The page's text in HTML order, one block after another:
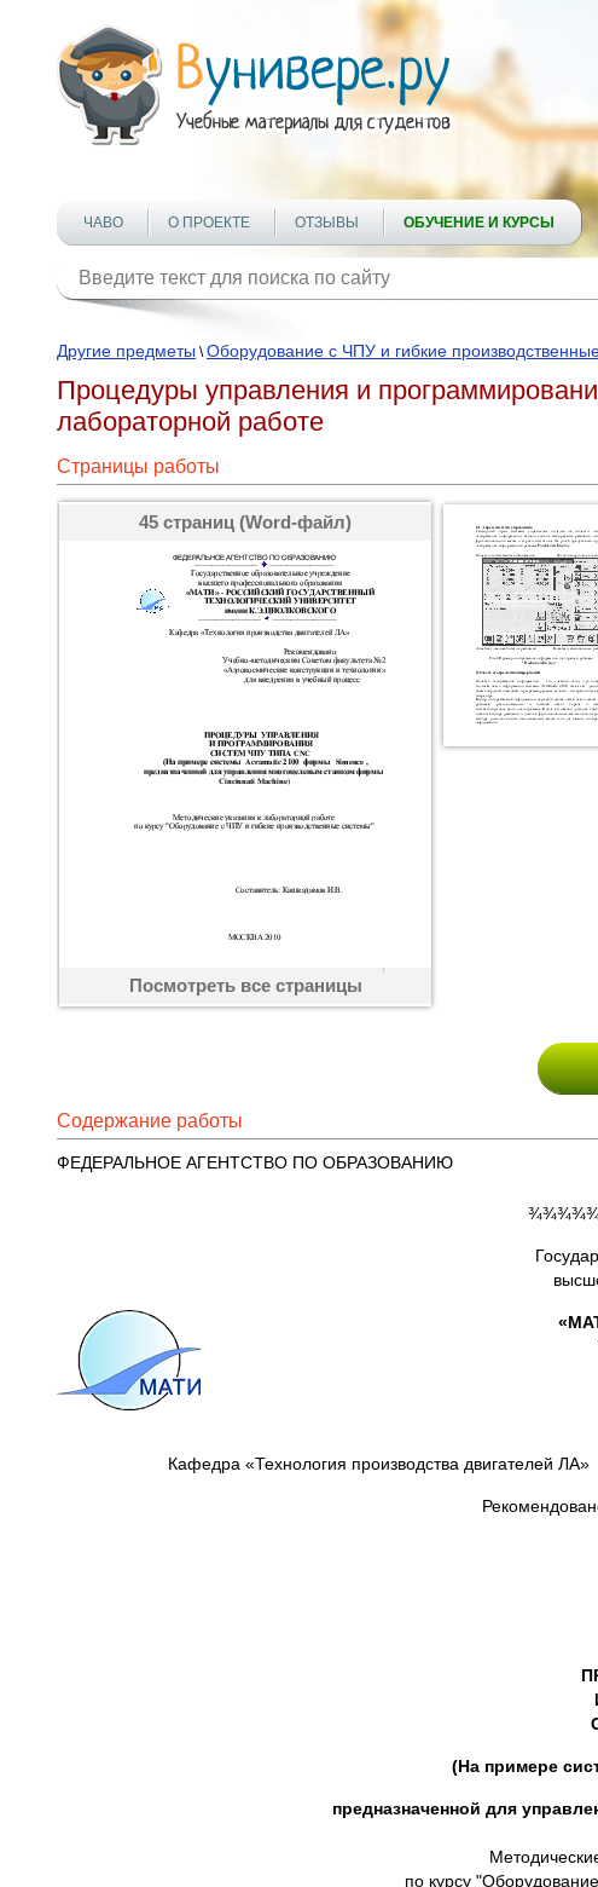
ЧАВО О ПРОЕКТЕ ОТЗЫВЫ ОБУЧЕНИЕ И КУРСЫ
Другие предметы \Оборудование с ЧПУ и гибкие
Процедуры управления и
лабораторной работе
Страницы работы
45 страниц (Word-файл)
Посмотреть все страницы
Содержание работы
ФЕДЕРАЛЬНОЕ АГЕНТСТВО ПО ОБРАЗОВАНИЮ
Кафедра «Технология производства двигателей ЛА»
(На примере
предназначенной для
по курсу